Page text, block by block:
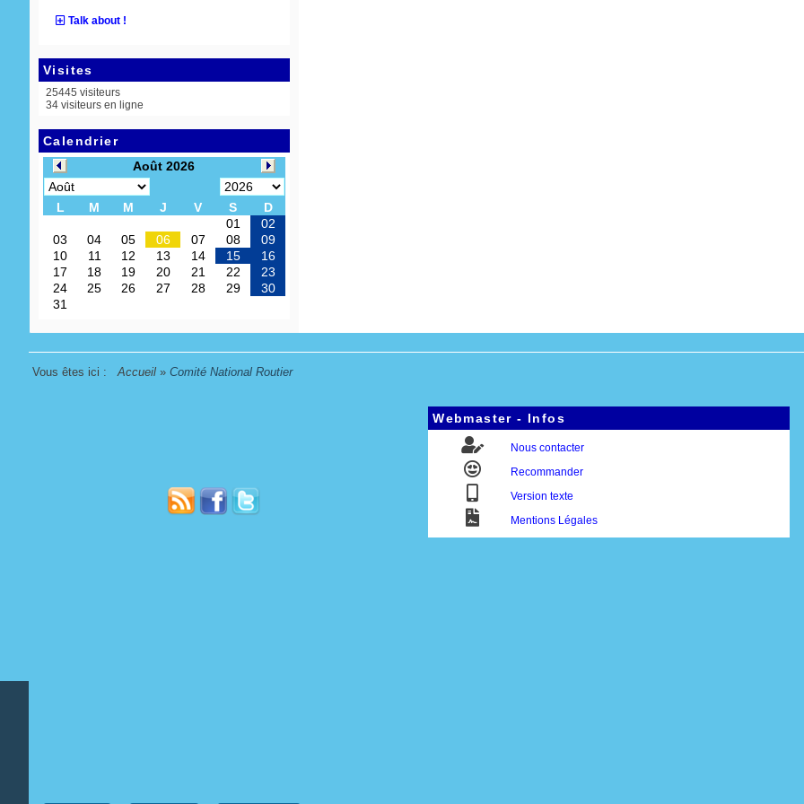
Talk about !
Visites
25445 visiteurs
34 visiteurs en ligne
Calendrier
Vous êtes ici : Accueil » Comité National Routier
Webmaster - Infos
Nous contacter
Recommander
Version texte
Mentions Légales